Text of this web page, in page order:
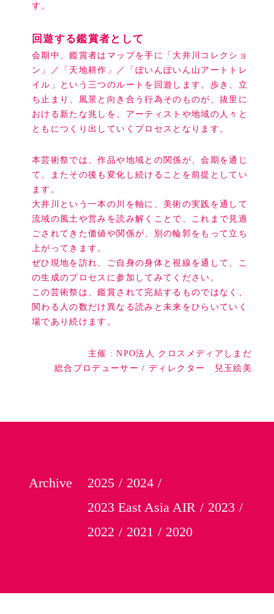
す。
回遊する鑑賞者として
会期中、鑑賞者はマップを手に「大井川コレクショ
ン」／「天地耕作」／「ぼいんぼいん山アートトレ
イル」という三つのルートを回遊します。歩き、立
ち止まり、風景と向き合う行為そのものが、抜里に
おける新たな兆しを、アーティストや地域の人々と
ともにつくり出していくプロセスとなります。
本芸術祭では、作品や地域との関係が、会期を通じ
て、またその後も変化し続けることを前提としてい
ます。
大井川という一本の川を軸に、美術の実践を通して
流域の風土や営みを読み解くことで、これまで見過
ごされてきた価値や関係が、別の輪郭をもって立ち
上がってきます。
ぜひ現地を訪れ、ご自身の身体と視線を通して、こ
の生成のプロセスに参加してみてください。
この芸術祭は、鑑賞されて完結するものではなく、
関わる人の数だけ異なる読みと未来をひらいていく
場であり続けます。
主催 : NPO法人 クロスメディアしまだ
総合プロデューサー / ディレクター 兒玉絵美
Archive 2025
2024
2023 East Asia AIR
2023
2022
2021 2020